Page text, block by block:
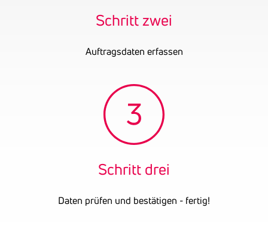
Schritt zwei
Auftragsdaten erfassen
Schritt drei
Daten prüfen und bestätigen - fertig!